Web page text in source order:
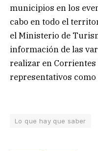
municipios en los
cabo en todo el
el Ministerio de
información de las
realizar en
representativos
Lo que hay que saber